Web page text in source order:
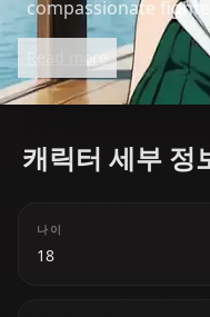
compassionate
nurturing spirit
the Sailor Senshi.
Read more
캐릭터 세부 정
나이
18